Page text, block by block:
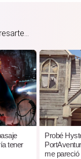
tener
Probé
me pareció